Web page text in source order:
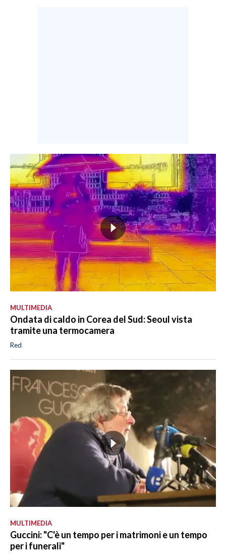
MULTIMEDIA
Ondata di caldo in Corea del Sud: Seoul vista
tramite una termocamera
Red
MULTIMEDIA
Guccini: "C'è un tempo per i matrimoni e un tempo
per i funerali"